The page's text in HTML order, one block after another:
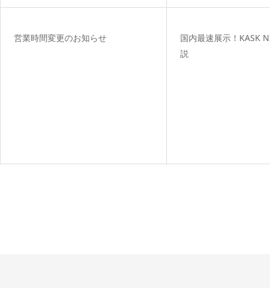
営業時間変更のお知らせ
国内最速展示！KASK
説